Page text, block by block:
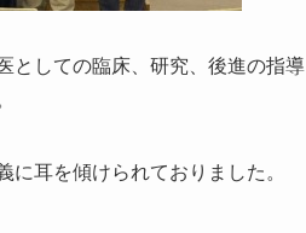
としての臨床、研究、後進の指導
耳を傾けられておりました。